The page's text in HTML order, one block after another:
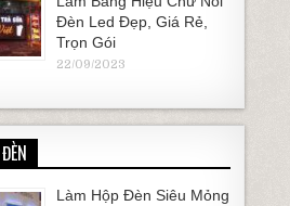
Đèn Led Đẹp, Giá Rẻ,
Trọn Gói
22/09/2023
Làm Hộp Đèn Siêu Mỏng